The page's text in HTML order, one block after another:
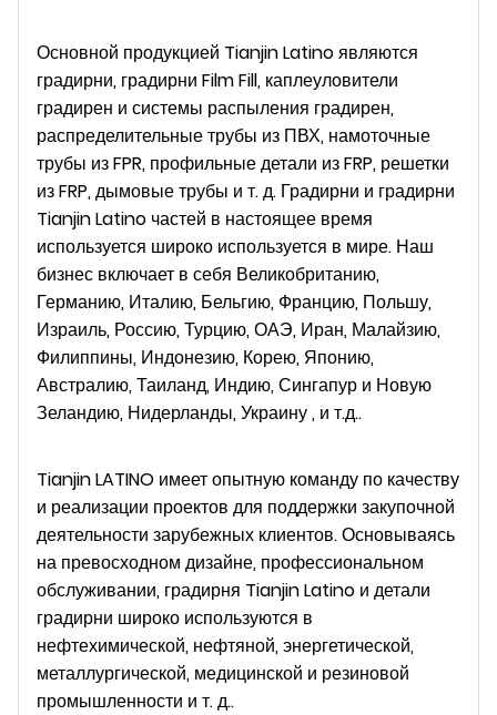
Основной продукцией Tianjin Latino являются
градирни, градирни Film Fill, каплеуловители
градирен и системы распыления градирен,
распределительные трубы из ПВХ, намоточные
трубы из FPR, профильные детали из FRP, решетки
из FRP, дымовые трубы и т. д. Градирни и градирни
Tianjin Latino частей в настоящее время
используется широко используется в мире. Наш
бизнес включает в себя Великобританию,
Германию, Италию, Бельгию, Францию, Польшу,
Израиль, Россию, Турцию, ОАЭ, Иран, Малайзию,
Филиппины, Индонезию, Корею, Японию,
Австралию, Таиланд, Индию, Сингапур и Новую
Зеландию, Нидерланды, Украину , и т.д..
Tianjin LATINO имеет опытную команду по качеству
и реализации проектов для поддержки закупочной
деятельности зарубежных клиентов. Основываясь
на превосходном дизайне, профессиональном
обслуживании, градирня Tianjin Latino и детали
градирни широко используются в
нефтехимической, нефтяной, энергетической,
металлургической, медицинской и резиновой
промышленности и т. д..